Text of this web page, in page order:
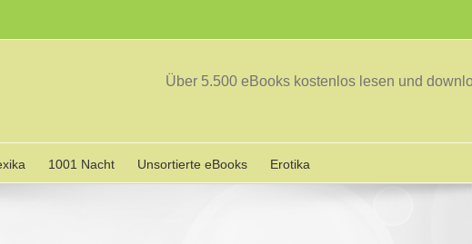
Über 5.500 eBooks kostenlos lesen und
1001 Nacht Unsortierte eBooks Erotika